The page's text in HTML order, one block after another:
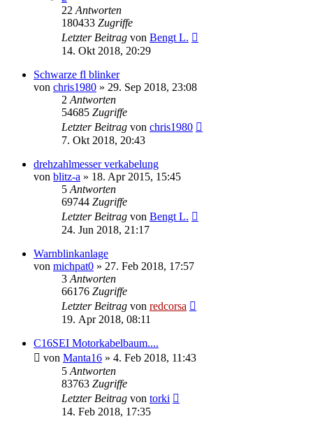
22 Antworten
180433 Zugriffe
Letzter Beitrag von Bengt L.
14. Okt 2018, 20:29
Schwarze fl blinker
von chris1980 » 29. Sep 2018, 23:08
2 Antworten
54685 Zugriffe
Letzter Beitrag von chris1980
7. Okt 2018, 20:43
drehzahlmesser verkabelung
von blitz-a » 18. Apr 2015, 15:45
5 Antworten
69744 Zugriffe
Letzter Beitrag von Bengt L.
24. Jun 2018, 21:17
Warnblinkanlage
von michpat0 » 27. Feb 2018, 17:57
3 Antworten
66176 Zugriffe
Letzter Beitrag von redcorsa
19. Apr 2018, 08:11
C16SEI Motorkabelbaum....
von Manta16 » 4. Feb 2018, 11:43
5 Antworten
83763 Zugriffe
Letzter Beitrag von torki
14. Feb 2018, 17:35